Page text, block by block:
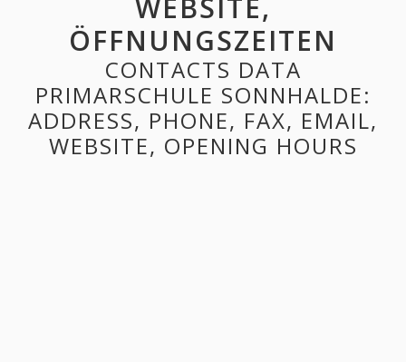
WEBSITE,
ÖFFNUNGSZEITEN
CONTACTS DATA
PRIMARSCHULE SONNHALDE:
ADDRESS, PHONE, FAX, EMAIL,
WEBSITE, OPENING HOURS